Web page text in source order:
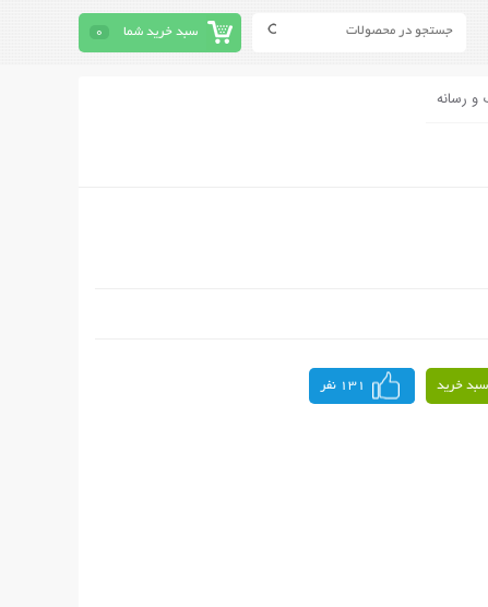
سبد خرید شما 0
و رسانه
خرید 131 نفر